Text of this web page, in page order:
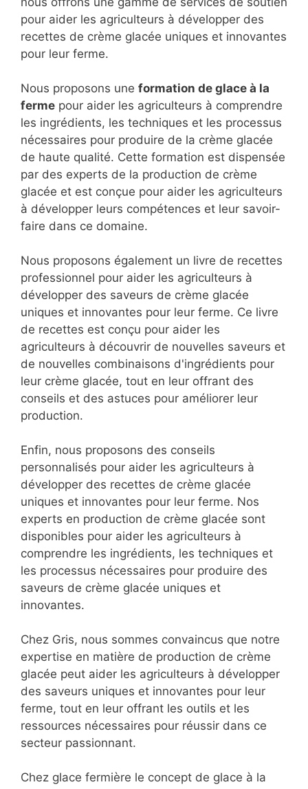
pour aider les agriculteurs à développer des
recettes de crème glacée uniques et innovantes
pour leur ferme.
Nous proposons une formation de glace à la
ferme pour aider les agriculteurs à comprendre
les ingrédients, les techniques et les processus
nécessaires pour produire de la crème glacée
de haute qualité. Cette formation est dispensée
par des experts de la production de crème
glacée et est conçue pour aider les agriculteurs
à développer leurs compétences et leur savoir-
faire dans ce domaine.
Nous proposons également un livre de recettes
professionnel pour aider les agriculteurs à
développer des saveurs de crème glacée
uniques et innovantes pour leur ferme. Ce livre
de recettes est conçu pour aider les
agriculteurs à découvrir de nouvelles saveurs et
de nouvelles combinaisons d'ingrédients pour
leur crème glacée, tout en leur offrant des
conseils et des astuces pour améliorer leur
production.
Enfin, nous proposons des conseils
personnalisés pour aider les agriculteurs à
développer des recettes de crème glacée
uniques et innovantes pour leur ferme. Nos
experts en production de crème glacée sont
disponibles pour aider les agriculteurs à
comprendre les ingrédients, les techniques et
les processus nécessaires pour produire des
saveurs de crème glacée uniques et
innovantes.
Chez Gris, nous sommes convaincus que notre
expertise en matière de production de crème
glacée peut aider les agriculteurs à développer
des saveurs uniques et innovantes pour leur
ferme, tout en leur offrant les outils et les
ressources nécessaires pour réussir dans ce
secteur passionnant.
Chez glace fermière le concept de glace à la